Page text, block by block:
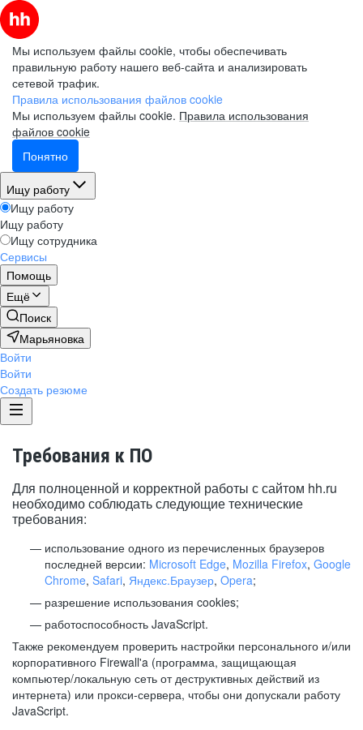
Мы используем файлы cookie, чтобы обеспечивать
правильную работу нашего веб-сайта и анализировать
сетевой трафик.
Правила использования файлов cookie
Мы используем файлы cookie. Правила использования
файлов cookie
Понятно
Ищу работу
Ищу работу
Ищу работу
Ищу сотрудника
Сервисы
Помощь
Ещё
Поиск
Марьяновка
Войти
Войти
Создать резюме
Требования к ПО
Для полноценной и корректной работы с сайтом hh.ru
необходимо соблюдать следующие технические
требования:
использование одного из перечисленных браузеров
последней версии: Microsoft Edge, Mozilla Firefox, Google
Chrome, Safari, Яндекс.Браузер, Opera;
разрешение использования cookies;
работоспособность JavaScript.
Также рекомендуем проверить настройки персонального и/или
корпоративного Firewall'a (программа, защищающая
компьютер/локальную сеть от деструктивных действий из
интернета) или прокси-сервера, чтобы они допускали работу
JavaScript.